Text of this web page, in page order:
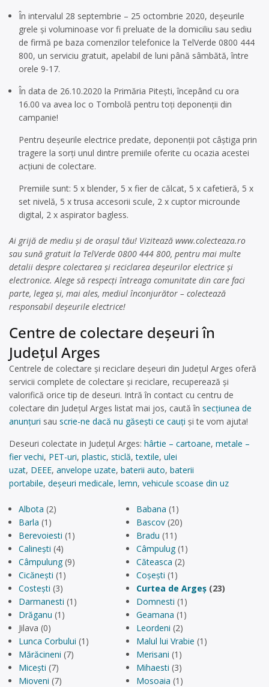
În intervalul 28 septembrie – 25 octombrie 2020, deșeurile
grele și voluminoase vor fi preluate de la domiciliu sau sediu
de firmă pe baza comenzilor telefonice la TelVerde 0800 444
800, un serviciu gratuit, apelabil de luni până sâmbătă, între
orele 9-17.
În data de 26.10.2020 la Primăria Pitești, începând cu ora
16.00 va avea loc o Tombolă pentru toți deponenții din
campanie!
Pentru deșeurile electrice predate, deponenții pot câștiga prin
tragere la sorți unul dintre premiile oferite cu ocazia acestei
acțiuni de colectare.
Premiile sunt: 5 x blender, 5 x fier de călcat, 5 x cafetieră, 5 x
set nivelă, 5 x trusa accesorii scule, 2 x cuptor microunde
digital, 2 x aspirator bagless.
Ai grijă de mediu și de orașul tău! Vizitează www.colecteaza.ro
sau sună gratuit la TelVerde 0800 444 800, pentru mai multe
detalii despre colectarea și reciclarea deșeurilor electrice și
electronice. Alege să respecți întreaga comunitate din care faci
parte, legea și, mai ales, mediul înconjurător – colectează
responsabil deșeurile electrice!
Centre de colectare deşeuri în
Județul Arges
Centrele de colectare și reciclare deșeuri din Județul Arges oferă
servicii complete de colectare și reciclare, recuperează și
valorifică orice tip de deseuri. Intră în contact cu centru de
colectare din Județul Arges listat mai jos, caută în secțiunea de
anunțuri sau scrie-ne dacă nu găsești ce cauți și te vom ajuta!
Deseuri colectate in Județul Arges: hârtie – cartoane, metale –
fier vechi, PET-uri, plastic, sticlă,textile, ulei
uzat, DEEE, anvelope uzate, baterii auto, baterii
portabile, deșeuri medicale, lemn, vehicule scoase din uz
Albota (2) Babana (1)
Barla (1) Bascov (20)
Berevoiesti (1) Bradu (11)
Calinești (4) Câmpulug(1)
Câmpulung(9) Căteasca (2)
Cicănești (1) Coșești (1)
Costești (3) Curtea de Argeș (23)
Darmanesti (1) Domnesti (1)
Drăganu (1) Geamana (1)
Jilava (0)
Leordeni (2)
Lunca Corbului (1) Malul lui Vrabie (1)
Mărăcineni (7) Merisani (1)
Micești (7) Mihaesti (3)
Mioveni (7) Mosoaia (1)